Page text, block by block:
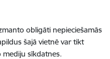
obligāti nepieciešamās
šajā vietnē var tikt
mediju sīkdatnes.